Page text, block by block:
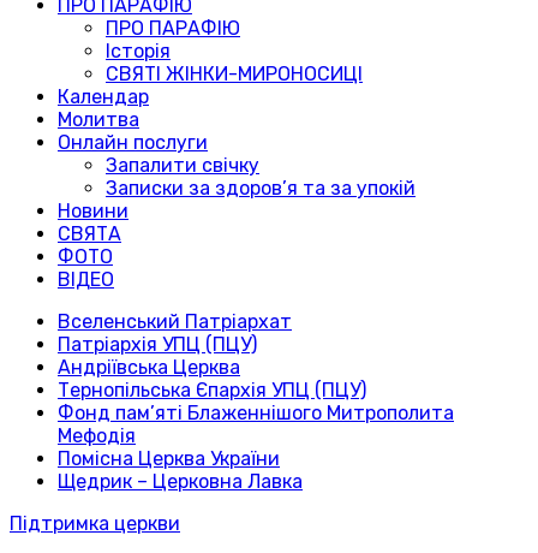
ПРО ПАРАФІЮ
ПРО ПАРАФІЮ
Історія
СВЯТІ ЖІНКИ-МИРОНОСИЦІ
Календар
Молитва
Онлайн послуги
Запалити свічку
Записки за здоров’я та за упокій
Новини
СВЯТА
ФОТО
ВІДЕО
Вселенський Патріархат
Патріархія УПЦ (ПЦУ)
Андріївська Церква
Тернопільська Єпархія УПЦ (ПЦУ)
Фонд пам’яті Блаженнішого Митрополита
Мефодія
Помісна Церква України
Щедрик – Церковна Лавка
Підтримка церкви